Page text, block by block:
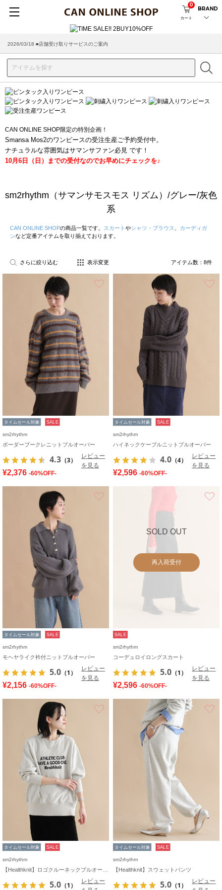
カート
0
BRAND
2026/03/18 ■店舗受け取りサービスのご案内
CAN ONLINE SHOP限定の特別企画！
Smansa Mos2のワンピースの受注生産ご予約受付中。
ナチュラルな雰囲気はサマンサファン必見 です！
10月6日（日）までの受付なのでお早めにチェックを♪
sm2rhythm（サマンサモスモス リズム）/グレー/灰色
系
CAN ONLINE SHOPの商品一覧です。 スカート やシャツ・ブラウス
カーディガ
ンなど定番アイテムを取り揃えております。
さらに絞り込む 表示変更 アイテム数： 8件
タイムセール対象 SALE
sm2rhythm
ボーダーブークレニットプルオーバー
4.3 （3）
レビュー
を見る
¥2,376 -60%OFF-
タイムセール対象 SALE
sm2rhythm
ハイネックケーブルニットプルオーバー
4.0 （4）
レビュー
を見る
¥2,596 -60%OFF-
タイムセール対象 SALE
sm2rhythm
モヘヤライク衿付ニットプルオーバー
5.0 （1）
レビュー
を見る
¥2,156 -60%OFF-
SOLD OUT
再入荷受付
SALE
sm2rhythm
コーデュロイロングスカート
5.0 （1）
レビュー
を見る
¥2,596 -60%OFF-
タイムセール対象 SALE
sm2rhythm
5.0 （1）
レビュー
タイムセール対象 SALE
sm2rhythm
【Healthknit】スウェットパンツ
5.0 （1）
レビュー